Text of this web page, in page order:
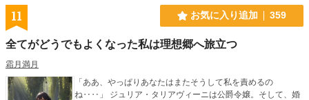
11 お気に入り追加 359
全てがどうでもよくなった私は理想郷へ旅立つ
霜月満月
「ああ、やっぱりあなたはまたそうして私を責めるの
ね‥‥」 ジュリア・タリアヴィーニは公爵令嬢。そして、婚